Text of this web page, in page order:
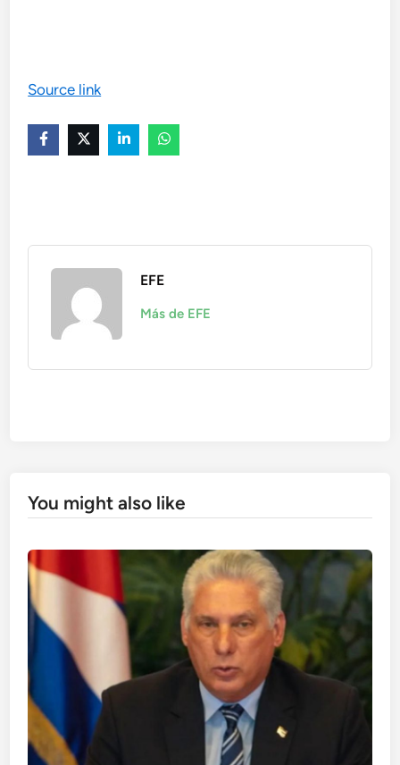
Source link
EFE
Más de EFE
You might also like